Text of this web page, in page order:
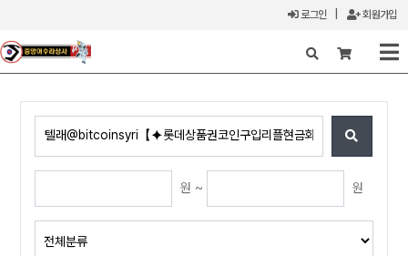
로그인 회원가입
X
원 ~ 원